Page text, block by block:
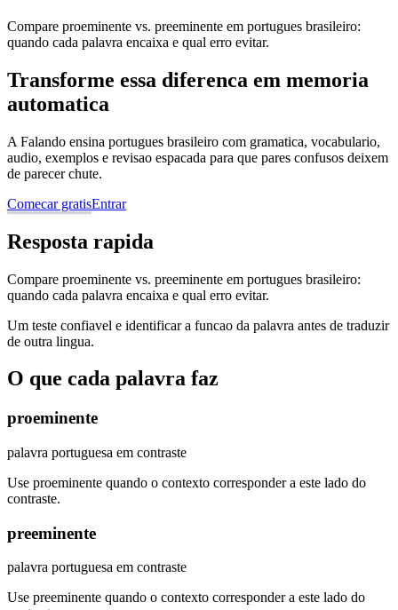
Compare proeminente vs. preeminente em portugues brasileiro:
quando cada palavra encaixa e qual erro evitar.
Transforme essa diferenca em memoria
automatica
A Falando ensina portugues brasileiro com gramatica, vocabulario,
audio, exemplos e revisao espacada para que pares confusos deixem
de parecer chute.
Comecar gratisEntrar
Resposta rapida
Compare proeminente vs. preeminente em portugues brasileiro:
quando cada palavra encaixa e qual erro evitar.
Um teste confiavel e identificar a funcao da palavra antes de traduzir
de outra lingua.
O que cada palavra faz
proeminente
palavra portuguesa em contraste
Use proeminente quando o contexto corresponder a este lado do
contraste.
preeminente
palavra portuguesa em contraste
Use preeminente quando o contexto corresponder a este lado do